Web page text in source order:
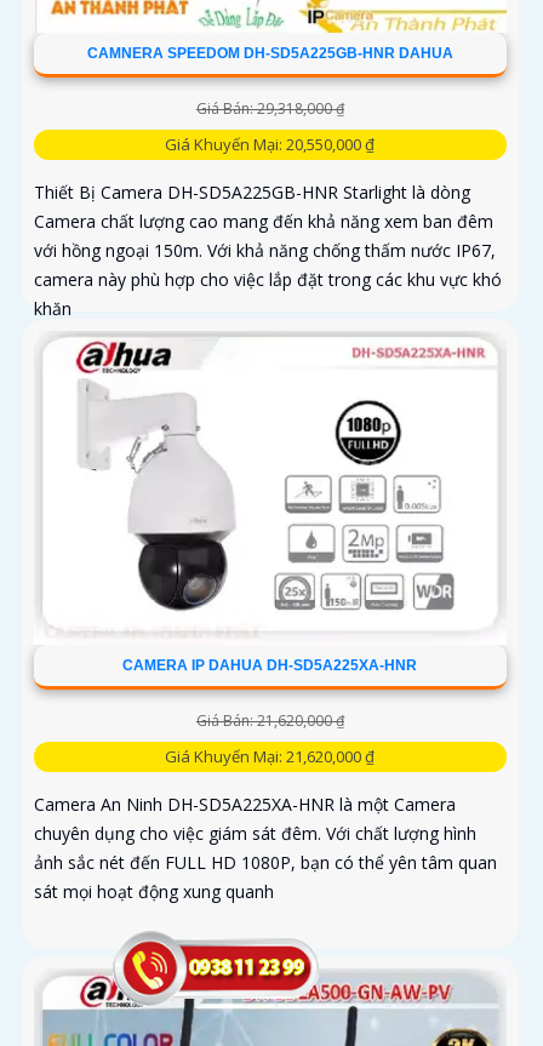
CAMNERA SPEEDOM DH-SD5A225GB-HNR DAHUA
Giá Bán: 29,318,000 ₫
Giá Khuyến Mại: 20,550,000 ₫
Thiết Bị Camera DH-SD5A225GB-HNR Starlight là dòng
Camera chất lượng cao mang đến khả năng xem ban đêm
với hồng ngoại 150m. Với khả năng chống thấm nước IP67,
camera này phù hợp cho việc lắp đặt trong các khu vực khó
khăn
CAMERA IP DAHUA DH-SD5A225XA-HNR
Giá Bán: 21,620,000 ₫
Giá Khuyến Mại: 21,620,000 ₫
Camera An Ninh DH-SD5A225XA-HNR là một Camera
chuyên dụng cho việc giám sát đêm. Với chất lượng hình
ảnh sắc nét đến FULL HD 1080P, bạn có thể yên tâm quan
sát mọi hoạt động xung quanh